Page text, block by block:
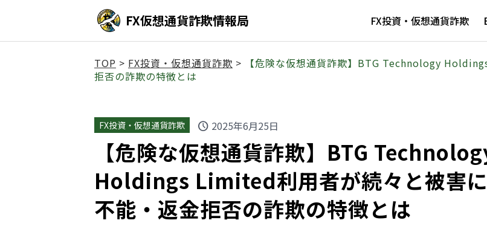
FX仮想通貨詐欺情報局 FX投資・仮想通貨詐欺
TOP > FX投資・仮想通貨詐欺 >
【危険な仮想通貨詐欺】BTG Technology
拒否の詐欺の特徴とは
FX投資・仮想通貨詐欺 schedule 2025年6月25日
【危険な仮想通貨詐欺】BTG
Holdings Limited利用者が続々と被害
不能・返金拒否の詐欺の特徴とは